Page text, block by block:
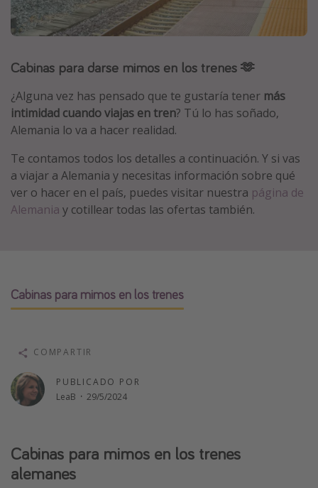
Marruecos
Islas Baleares
México
Maldivas
Albania
Inspiración para viajes
Camping
Ofertas para Vacaciones Activas
Viajes en familia
Viajes para singles
Escapadas románticas
Trabajar en el extranjero
Cruceros por el Mediterráneo
Cabinas para darse mimos en los trenes 🫶
¿Alguna vez has pensado que te gustaría tener más
intimidad cuando viajas en tren? Tú lo has soñado,
Alemania lo va a hacer realidad.
Te contamos todos los detalles a continuación. Y si vas
a viajar a Alemania y necesitas información sobre qué
ver o hacer en el país, puedes visitar nuestra página de
Alemania y cotillear todas las ofertas también.
Cabinas para mimos en los trenes
PUBLICADO POR
LeaB · 29/5/2024
COMPARTIR
Cabinas para mimos en los trenes
alemanes